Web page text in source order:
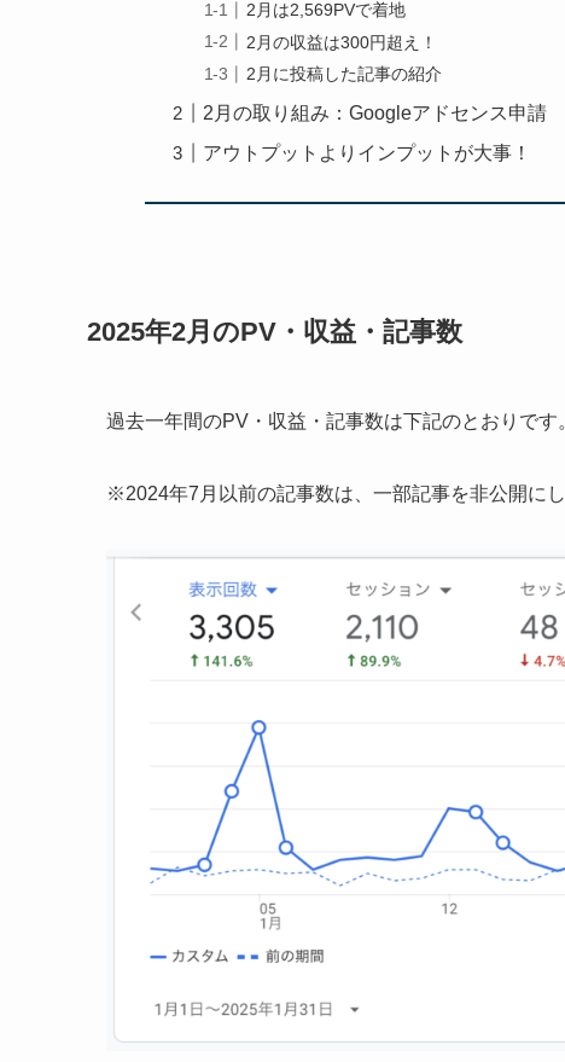
2月は2,569PVで着地
2月の収益は300円超え！
2月に投稿した記事の紹介
2月の取り組み：Googleアドセンス申請
アウトプットよりインプットが大事！
2025年2月のPV・収益・記事数
過去一年間のPV・収益・記事数は下記のとおりです
※2024年7月以前の記事数は、一部記事を非公開に